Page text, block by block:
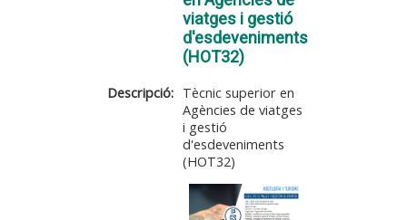
viatges i gestió
d'esdeveniments
(HOT32)
Descripció:
Tècnic superior en
Agències de viatges
i gestió
d'esdeveniments
(HOT32)